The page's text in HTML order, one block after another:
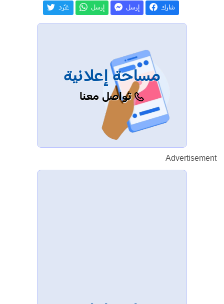
شارك إرسل إرسل غـّرد
مساحة إعلانية
تواصل معنا
Advertisement